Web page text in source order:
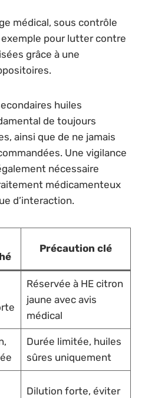
médical, sous contrôle
pour lutter contre
grâce à une
huiles
de toujours
ainsi que de ne jamais
Une vigilance
nécessaire
médicamenteux
d’interaction.
Précaution clé
Réservée à HE citron
jaune avec avis
médical
Durée limitée, huiles
sûres uniquement
Dilution forte, éviter